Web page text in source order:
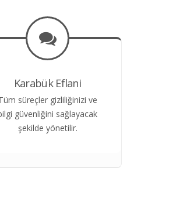
Karabük Eflani
süreçler gizliliğinizi ve
güvenliğini sağlayacak
şekilde yönetilir.